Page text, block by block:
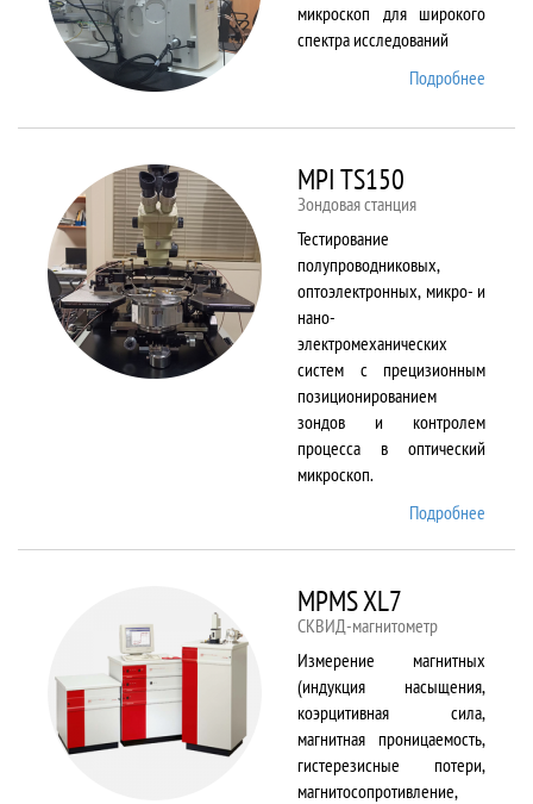
микроскоп для широкого
спектра исследований
Подробнее
MPI TS150
Зондовая станция
Тестирование
полупроводниковых,
оптоэлектронных, микро- и
нано-
электромеханических
систем с прецизионным
позиционированием
зондов и контролем
процесса в оптический
микроскоп.
Подробнее
MPMS XL7
СКВИД-магнитометр
Измерение магнитных
(индукция насыщения,
коэрцитивная сила,
магнитная проницаемость,
гистерезисные потери,
магнитосопротивление,